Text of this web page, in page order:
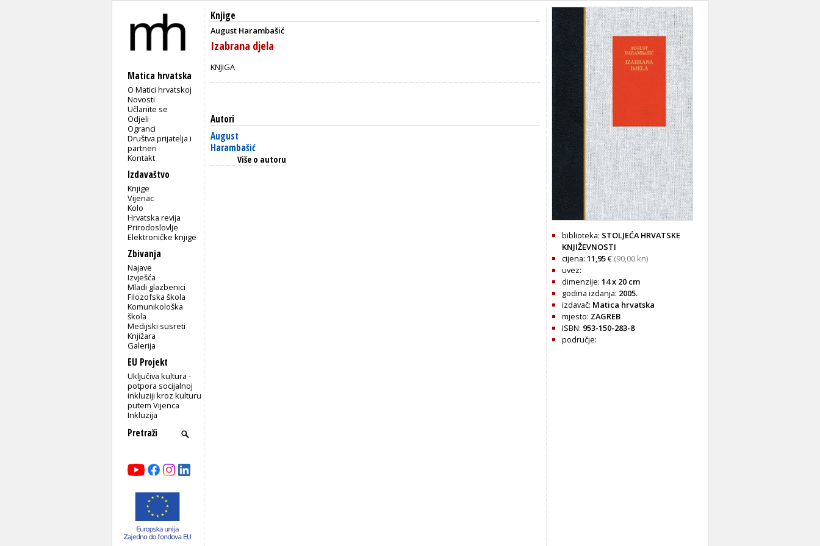
Matica hrvatska
O Matici hrvatskoj
Novosti
Učlanite se
Odjeli
Ogranci
Društva prijatelja i
partneri
Kontakt
Izdavaštvo
Knjige
Vijenac
Kolo
Hrvatska revija
Prirodoslovlje
Elektroničke knjige
Zbivanja
Najave
Izvješća
Mladi glazbenici
Filozofska škola
Komunikološka
škola
Medijski susreti
Knjižara
Galerija
EU Projekt
Uključiva kultura -
potpora socijalnoj
inkluziji kroz kulturu
putem Vijenca
Inkluzija
Knjige
August Harambašić
Izabrana djela
KNJIGA
Autori
August
Harambašić
Više o autoru
biblioteka: STOLJEĆA HRVATSKE
KNJIŽEVNOSTI
cijena: 11,95€ (90,00 kn)
uvez:
dimenzije: 14 x 20 cm
godina izdanja: 2005.
izdavač: Matica hrvatska
mjesto: ZAGREB
ISBN: 953-150-283-8
područje: